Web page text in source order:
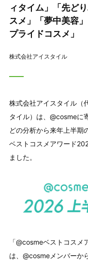
ィタイム」「先ど
スメ」「夢中美容
プライドコスメ」
株式会社アイスタイル
株式会社アイスタイル（
タイル）は、 @cosmeに
どの分析から来年上半期
ベストコスメアワード
ました。
「@cosmeベストコスメ
は、@cosmeメンバーか